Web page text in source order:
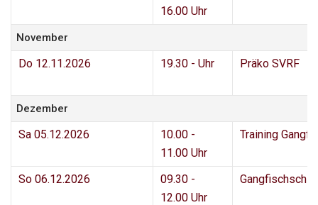
16.00 Uhr
November
Do 12.11.2026 19.30 - Uhr Präko SVRF
Dezember
Sa 05.12.2026
10.00 -
11.00 Uhr
Training
So 06.12.2026
09.30 -
12.00 Uhr